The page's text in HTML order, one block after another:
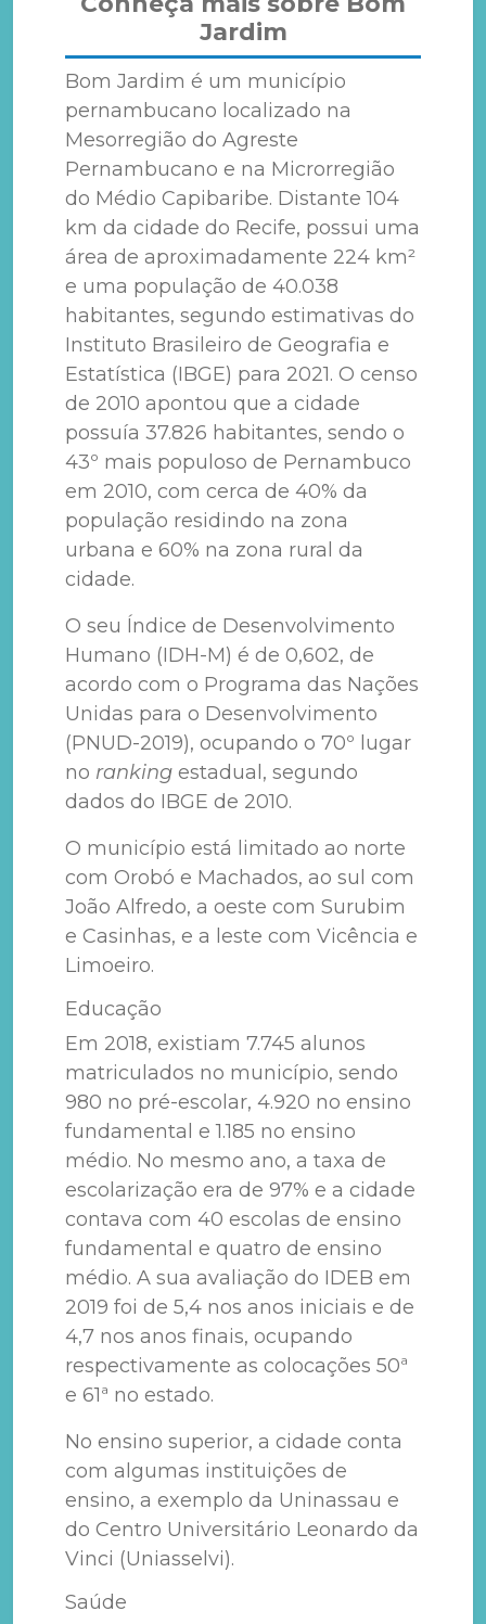
Jardim
Bom Jardim é um município
pernambucano localizado na
Mesorregião do Agreste
Pernambucano e na Microrregião
do Médio Capibaribe. Distante 104
km da cidade do Recife, possui uma
área de aproximadamente 224 km²
e uma população de 40.038
habitantes, segundo estimativas do
Instituto Brasileiro de Geografia e
Estatística (IBGE) para 2021. O censo
de 2010 apontou que a cidade
possuía 37.826 habitantes, sendo o
43º mais populoso de Pernambuco
em 2010, com cerca de 40% da
população residindo na zona
urbana e 60% na zona rural da
cidade.
O seu Índice de Desenvolvimento
Humano (IDH-M) é de 0,602, de
acordo com o Programa das Nações
Unidas para o Desenvolvimento
(PNUD-2019), ocupando o 70º lugar
no ranking estadual, segundo
dados do IBGE de 2010.
O município está limitado ao norte
com Orobó e Machados, ao sul com
João Alfredo, a oeste com Surubim
e Casinhas, e a leste com Vicência e
Limoeiro.
Educação
Em 2018, existiam 7.745 alunos
matriculados no município, sendo
980 no pré-escolar, 4.920 no ensino
fundamental e 1.185 no ensino
médio. No mesmo ano, a taxa de
escolarização era de 97% e a cidade
contava com 40 escolas de ensino
fundamental e quatro de ensino
médio. A sua avaliação do IDEB em
2019 foi de 5,4 nos anos iniciais e de
4,7 nos anos finais, ocupando
respectivamente as colocações 50ª
e 61ª no estado.
No ensino superior, a cidade conta
com algumas instituições de
ensino, a exemplo da Uninassau e
do Centro Universitário Leonardo da
Vinci (Uniasselvi).
Saúde